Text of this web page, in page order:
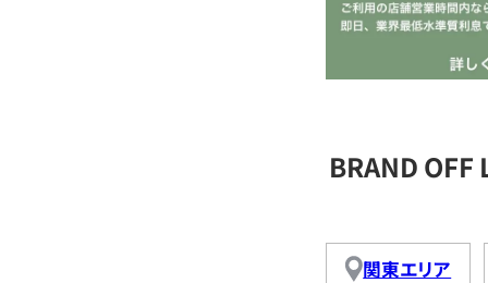
BRAND
関東エリア